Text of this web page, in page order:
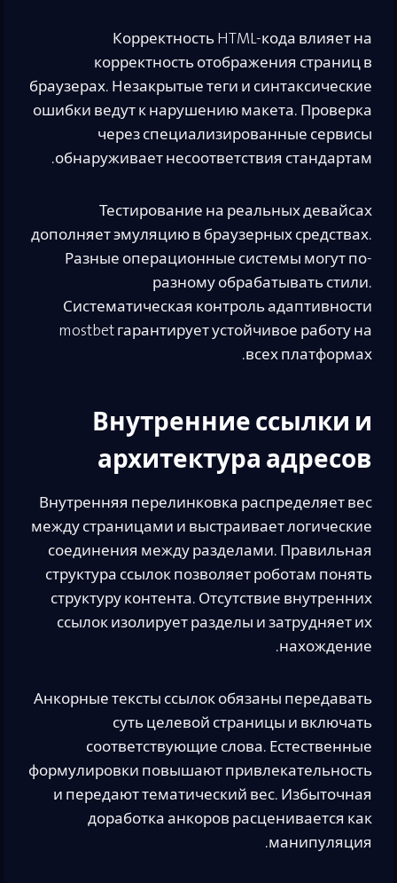
Корректность HTML-кода влияет на
корректность отображения страниц в
браузерах. Незакрытые теги и синтаксические
ошибки ведут к нарушению макета. Проверка
через специализированные сервисы
обнаруживает несоответствия стандартам.
Тестирование на реальных девайсах
дополняет эмуляцию в браузерных средствах.
Разные операционные системы могут по-
разному обрабатывать стили.
Систематическая контроль адаптивности
mostbet гарантирует устойчивое работу на
всех платформах.
Внутренние ссылки и
архитектура адресов
Внутренняя перелинковка распределяет вес
между страницами и выстраивает логические
соединения между разделами. Правильная
структура ссылок позволяет роботам понять
структуру контента. Отсутствие внутренних
ссылок изолирует разделы и затрудняет их
нахождение.
Анкорные тексты ссылок обязаны передавать
суть целевой страницы и включать
соответствующие слова. Естественные
формулировки повышают привлекательность
и передают тематический вес. Избыточная
доработка анкоров расценивается как
манипуляция.